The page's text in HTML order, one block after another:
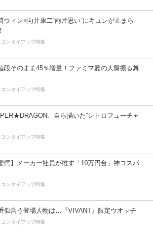
ウィン×向井康二“両片思い”にキュンが止まら
コンタイアップ特集
段そのまま45％増量！ファミマ夏の大盤振る舞
コンタイアップ特集
、自ら描いた”レトロフューチャ
コンタイアップ特集
愕】メーカー社員が推す「10万円台」神コスパ
コンタイアップ特集
似合う登場人物は…『VIVANT』限定ウオッチ
コンタイアップ特集